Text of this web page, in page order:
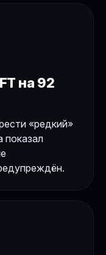
на 92
«редкий»
показал